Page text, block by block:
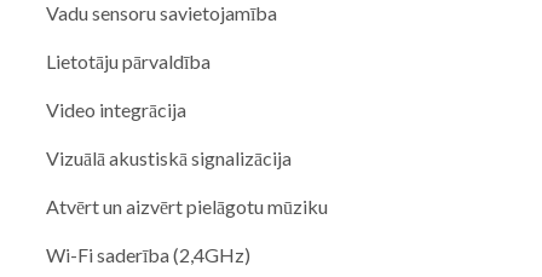
Vadu sensoru savietojamība
Lietotāju pārvaldība
Video integrācija
Vizuālā akustiskā signalizācija
Atvērt un aizvērt pielāgotu mūziku
Wi-Fi saderība (2,4GHz)